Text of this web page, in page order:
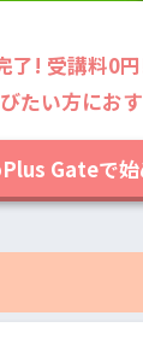
了! 受講料0
たい方にお
Gateで